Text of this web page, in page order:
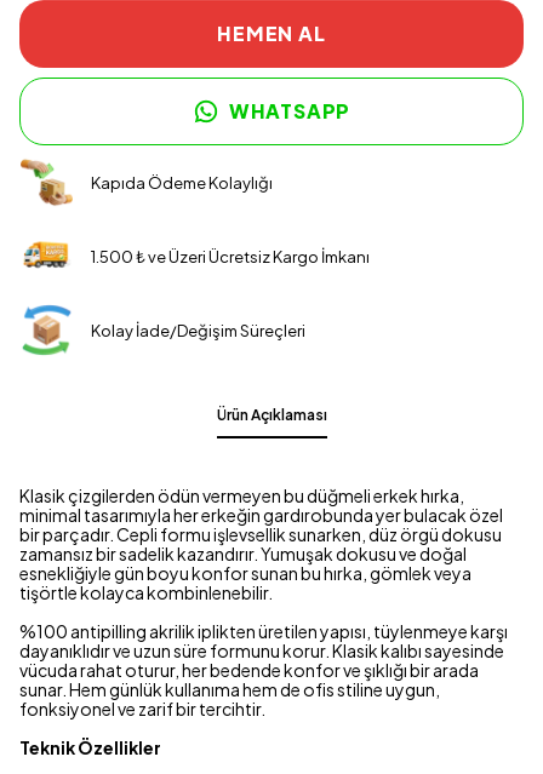
HEMEN AL
WHATSAPP
Kapıda Ödeme Kolaylığı
1.500 ₺ ve Üzeri Ücretsiz Kargo İmkanı
Kolay İade/Değişim Süreçleri
Ürün Açıklaması
Klasik çizgilerden ödün vermeyen bu düğmeli erkek hırka,
minimal tasarımıyla her erkeğin gardırobunda yer bulacak özel
bir parçadır. Cepli formu işlevsellik sunarken, düz örgü dokusu
zamansız bir sadelik kazandırır. Yumuşak dokusu ve doğal
esnekliğiyle gün boyu konfor sunan bu hırka, gömlek veya
tişörtle kolayca kombinlenebilir.
%100 antipilling akrilik iplikten üretilen yapısı, tüylenmeye karşı
dayanıklıdır ve uzun süre formunu korur. Klasik kalıbı sayesinde
vücuda rahat oturur, her bedende konfor ve şıklığı bir arada
sunar. Hem günlük kullanıma hem de ofis stiline uygun,
fonksiyonel ve zarif bir tercihtir.
Teknik Özellikler